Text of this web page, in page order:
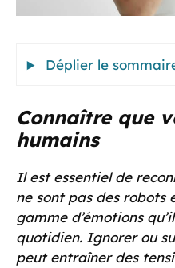
Déplier le
Connaître que
humains
Il est essentiel de
ne sont pas des robots
gamme d’émotions
quotidien. Ignorer ou
peut entraîner des